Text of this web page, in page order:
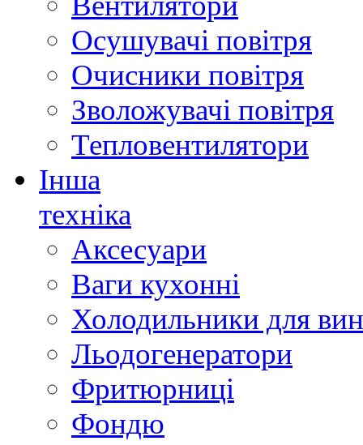
Осушувачі повітря
Очисники повітря
Зволожувачі повітря
Тепловентилятори
Інша
техніка
Аксесуари
Ваги кухонні
Холодильники для
Льодогенератори
Фритюрниці
Фондю